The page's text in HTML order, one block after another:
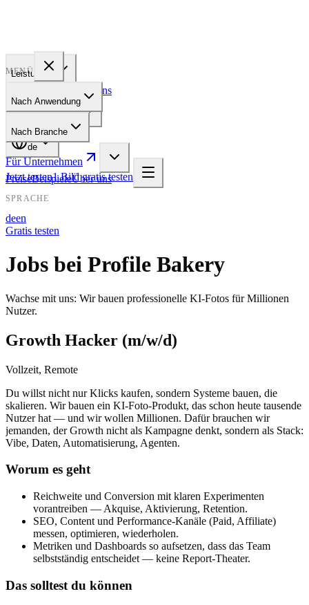
Leistungen
Über uns
de
Jetzt testen1 Bild gratis testen
MENÜ
Nach Anwendung
Nach Branche
Für Unternehmen
PreiseBeispieleÜber uns
SPRACHE
deen
Gratis testen
Jobs bei Profile Bakery
Wachse mit uns: Wir bauen professionelle KI-Fotos für Millionen
Nutzer.
Growth Hacker (m/w/d)
Vollzeit, Remote
Du willst nicht nur Klicks kaufen, sondern Systeme bauen, die
skalieren. Wir bauen ein KI-Foto-Produkt, das schon heute tausende
Nutzer hat — und wir wollen Millionen. Dafür brauchen wir
jemanden, der Growth nicht als Kampagne denkt, sondern als Stack:
Vibe, Daten, Automatisierung, Agenten.
Worum es geht
Reichweite und Conversion mit klaren Experimenten
vorantreiben — Akquise, Aktivierung, Retention.
SEO, Content und Performance-Kanäle (Paid, Affiliate)
messen, optimieren, wiederholen.
Metriken und Dashboards so aufsetzen, dass das Team
selbstständig entscheidet — keine Report-Theater.
Das solltest du können